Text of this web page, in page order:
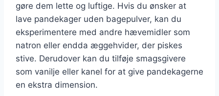
gøre dem lette og luftige. Hvis du ønsker at
lave pandekager uden bagepulver, kan du
eksperimentere med andre hævemidler som
natron eller endda æggehvider, der piskes
stive. Derudover kan du tilføje smagsgivere
som vanilje eller kanel for at give pandekagerne
en ekstra dimension.